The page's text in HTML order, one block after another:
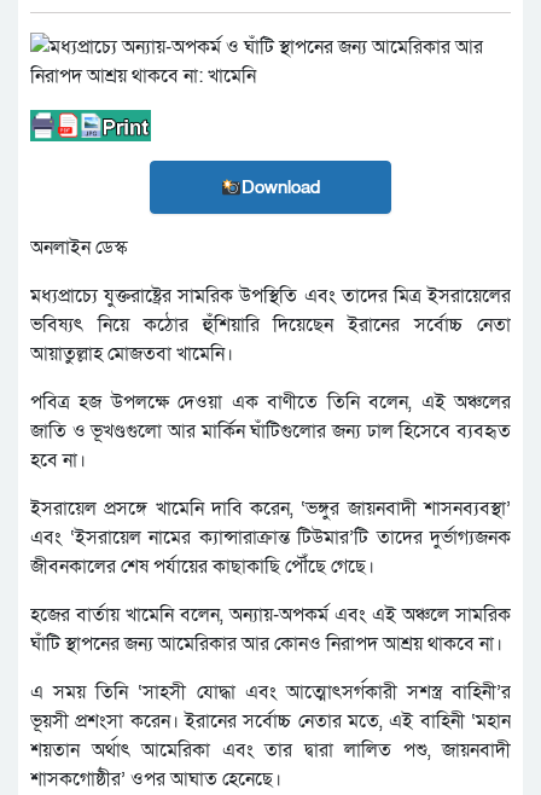
Download
অনলাইন ডেস্ক
মধ্যপ্রাচ্যে যুক্তরাষ্ট্রের সামরিক উপস্থিতি এবং তাদের মিত্র ইসরায়েলের
ভবিষ্যৎ নিয়ে কঠোর হুঁশিয়ারি দিয়েছেন ইরানের সর্বোচ্চ নেতা
আয়াতুল্লাহ মোজতবা খামেনি।
পবিত্র হজ উপলক্ষে দেওয়া এক বাণীতে তিনি বলেন, এই অঞ্চলের
জাতি ও ভূখণ্ডগুলো আর মার্কিন ঘাঁটিগুলোর জন্য ঢাল হিসেবে ব্যবহৃত
হবে না।
ইসরায়েল প্রসঙ্গে খামেনি দাবি করেন, ‘ভঙ্গুর জায়নবাদী শাসনব্যবস্থা’
এবং ‘ইসরায়েল নামের ক্যান্সারাক্রান্ত টিউমার’টি তাদের দুর্ভাগ্যজনক
জীবনকালের শেষ পর্যায়ের কাছাকাছি পৌঁছে গেছে।
হজের বার্তায় খামেনি বলেন, অন্যায়-অপকর্ম এবং এই অঞ্চলে সামরিক
ঘাঁটি স্থাপনের জন্য আমেরিকার আর কোনও নিরাপদ আশ্রয় থাকবে না।
এ সময় তিনি ‘সাহসী যোদ্ধা এবং আত্মোৎসর্গকারী সশস্ত্র বাহিনী’র
ভূয়সী প্রশংসা করেন। ইরানের সর্বোচ্চ নেতার মতে, এই বাহিনী ‘মহান
শয়তান অর্থাৎ আমেরিকা এবং তার দ্বারা লালিত পশু, জায়নবাদী
শাসকগোষ্ঠীর’ ওপর আঘাত হেনেছে।